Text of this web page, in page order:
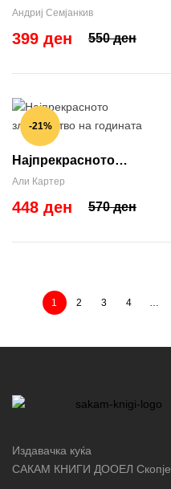
Андриј Семјанкив
550 ден
399 ден
-21%
Најпрекрасното
злосторство на
годината
Али Картер
570 ден
448 ден
1 2 3 4 …
Издавачка куќа
САКАМ КНИГИ ДООЕЛ Скопје